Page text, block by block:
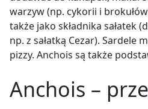
warzyw (np. cykorii i
także jako składnika sałatek
np. z sałatką Cezar). Sardele
pizzy. Anchois są także
Anchois –